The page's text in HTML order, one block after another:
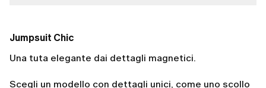
Jumpsuit Chic
Una tuta elegante dai dettagli magnetici.
Scegli un modello con dettagli unici, come uno scollo